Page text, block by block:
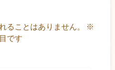
ることはありません。
※
です